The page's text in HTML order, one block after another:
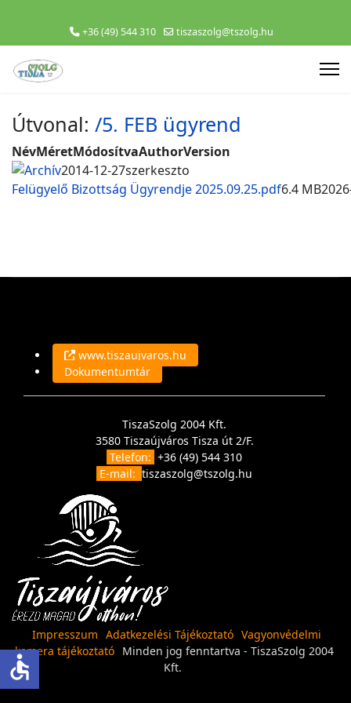
+36 (49) 544 310 tiszaszolg@tszolg.hu
Útvonal: /5. FEB ügyrend
NévMéretMódosítvaAuthorVersion
Archív2014-12-27szerkeszto
Felügyelő Bizottság Ügyrendje 2025.09.25.pdf6.4 MB
www.tiszaujvaros.hu
Dokumentumtár
TiszaSzolg 2004 Kft.
3580 Tiszaújváros Tisza út 2/F.
Telefon: +36 (49) 544 310
E-mail: tiszaszolg@tszolg.hu
Impresszum Adatkezelési Tájékoztató Vagyonvédelmi
kamera tájékoztató Minden jog fenntartva - TiszaSzolg 2004
Kft.
accessible